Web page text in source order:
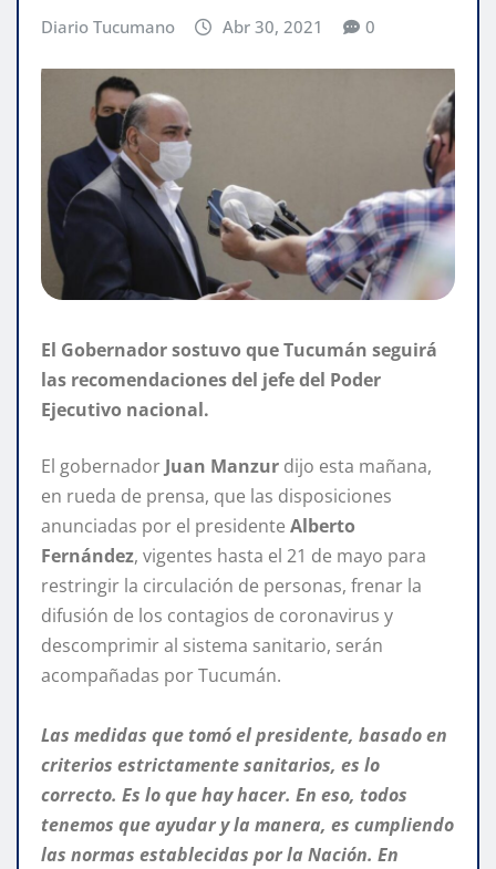
Diario Tucumano Abr 30, 2021 0
El Gobernador sostuvo que Tucumán seguirá
las recomendaciones del jefe del Poder
Ejecutivo nacional.
El gobernador Juan Manzur dijo esta mañana,
en rueda de prensa, que las disposiciones
anunciadas por el presidente Alberto
Fernández, vigentes hasta el 21 de mayo para
restringir la circulación de personas, frenar la
difusión de los contagios de coronavirus y
descomprimir al sistema sanitario, serán
acompañadas por Tucumán.
Las medidas que tomó el presidente, basado en
criterios estrictamente sanitarios, es lo
correcto. Es lo que hay hacer. En eso, todos
tenemos que ayudar y la manera, es cumpliendo
las normas establecidas por la Nación. En